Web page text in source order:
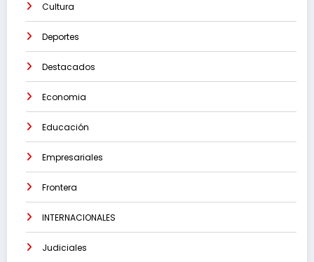
Cultura
Deportes
Destacados
Economia
Educación
Empresariales
Frontera
INTERNACIONALES
Judiciales